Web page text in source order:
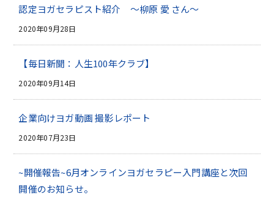
認定ヨガセラピスト紹介 ～柳原 愛 さん～
2020年09月28日
【毎日新聞：人生100年クラブ】
2020年09月14日
企業向けヨガ動画 撮影レポート
2020年07月23日
~開催報告~6月オンラインヨガセラピー入門講座と次回
開催のお知らせ。